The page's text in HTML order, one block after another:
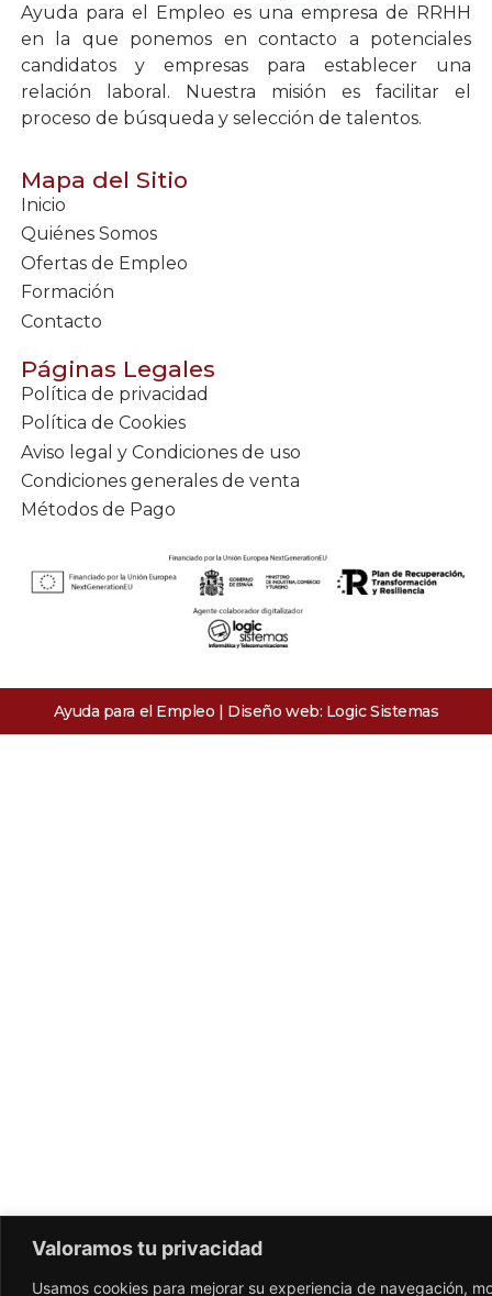
Valoramos tu privacidad
Usamos cookies para mejorar su experiencia de navegación,
Ayuda para el Empleo es una empresa de RRHH
en la que ponemos en contacto a potenciales
candidatos y empresas para establecer una
relación laboral. Nuestra misión es facilitar el
proceso de búsqueda y selección de talentos.
Mapa del Sitio
Inicio
Quiénes Somos
Ofertas de Empleo
Formación
Contacto
Páginas Legales
Política de privacidad
Política de Cookies
Aviso legal y Condiciones de uso
Condiciones generales de venta
Métodos de Pago
Ayuda para el Empleo | Diseño web: Logic Sistemas